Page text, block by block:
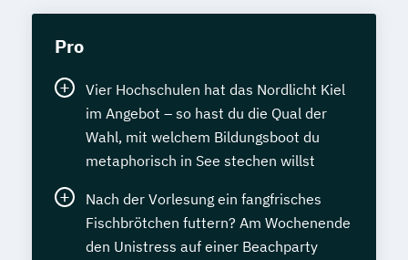
Pro
Vier Hochschulen hat das Nordlicht Kiel
im Angebot – so hast du die Qual der
Wahl, mit welchem Bildungsboot du
metaphorisch in See stechen willst
Nach der Vorlesung ein fangfrisches
Fischbrötchen futtern? Am Wochenende
den Unistress auf einer Beachparty